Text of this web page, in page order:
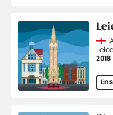
Année
2018
En